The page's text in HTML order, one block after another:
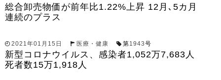
総合卸売物価が前年比1.22%上昇 12月､5カ月
連続のプラス
2021年01月15日 医療・健康 第1943号
新型コロナウイルス、感染者1,052万7,683人
死者数15万1,918人